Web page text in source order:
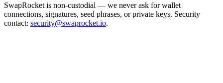
SwapRocket is non-custodial — we never ask for wallet
connections, signatures, seed phrases, or private keys. Security
contact: security@swaprocket.io.